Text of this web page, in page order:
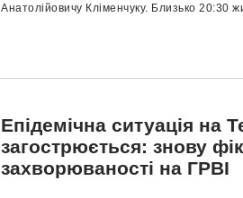
Анатолійовичу Кліменчуку. Близько 20:30
Епідемічна ситуація на
загострюється: знову
захворюваності на ГРВІ